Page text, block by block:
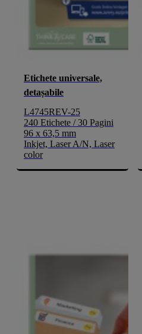
Etichete universale,
detașabile
L4745REV-25
240 Etichete / 30 Pagini
96 x 63,5 mm
Inkjet, Laser A/N, Laser
color